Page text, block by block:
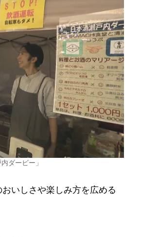
ダービー」
いしさや楽しみ方を広める